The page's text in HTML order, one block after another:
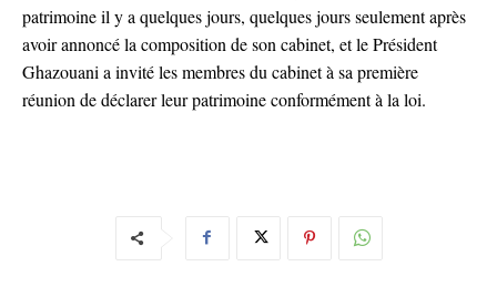
patrimoine il y a quelques jours, quelques jours seulement après
avoir annoncé la composition de son cabinet, et le Président
Ghazouani a invité les membres du cabinet à sa première
réunion de déclarer leur patrimoine conformément à la loi.